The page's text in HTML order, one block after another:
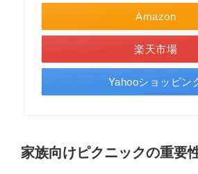
Amazon
楽天市場
Yahooショッピン
家族向けピクニックの重要